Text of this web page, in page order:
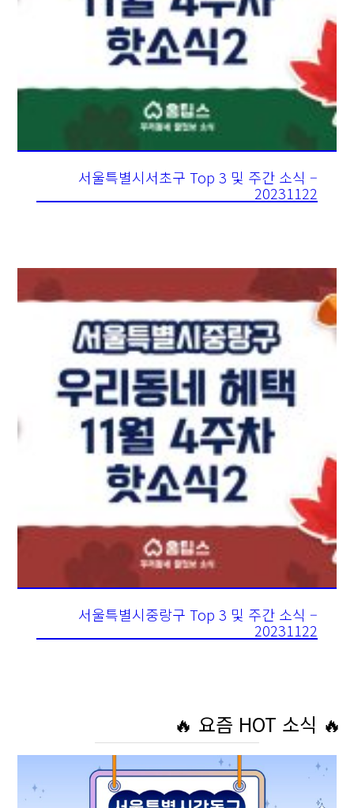
서울특별시서초구 Top 3 및 주간 소식 –
20231122
서울특별시중랑구 Top 3 및 주간 소식 –
20231122
🔥 요즘 HOT 소식 🔥